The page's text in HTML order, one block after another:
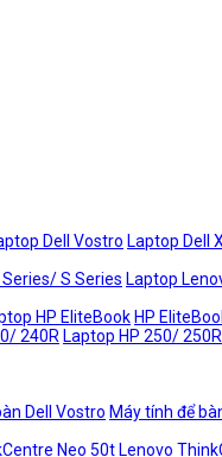
Dell Vostro Laptop Dell
S Series Laptop
HP EliteBook HP
240R Laptop HP 250/ 250R
Dell Vostro Máy tính để
Neo 50t Lenovo